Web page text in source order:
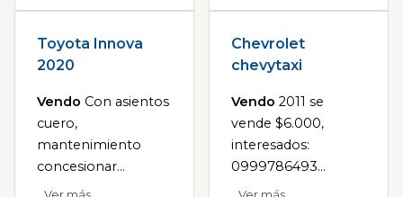
Toyota Innova
2020
Vendo Con asientos
cuero,
mantenimiento
concesionar...
Chevrolet
chevytaxi
Vendo 2011 se
vende $6.000,
interesados:
0999786493...